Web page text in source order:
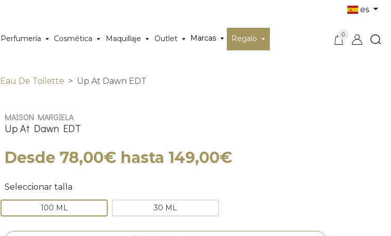
es
Perfumería Cosmética Maquillaje Outlet Marcas Regalo 0
Eau De Toilette Up At Dawn EDT
MAISON MARGIELA
Up At Dawn EDT
Desde 78,00€ hasta 149,00€
Seleccionar talla
100 ML 30 ML